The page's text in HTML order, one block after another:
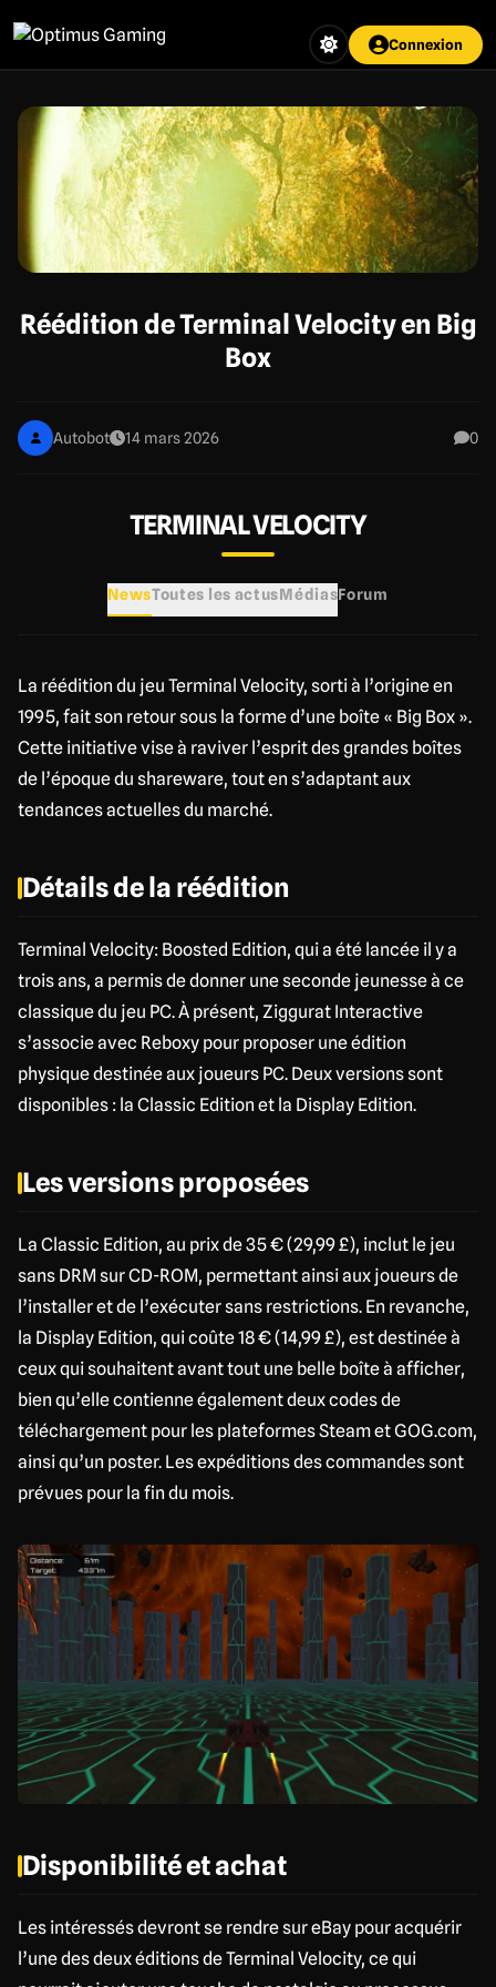
au
contenu
Connexion
Réédition de Terminal Velocity en Big
Box
Autobot 14 mars 2026 0
TERMINAL VELOCITY
NewsToutes les actusMédiasForum
La réédition du jeu Terminal Velocity, sorti à l’origine en
1995, fait son retour sous la forme d’une boîte « Big Box ».
Cette initiative vise à raviver l’esprit des grandes boîtes
de l’époque du shareware, tout en s’adaptant aux
tendances actuelles du marché.
Détails de la réédition
Terminal Velocity: Boosted Edition, qui a été lancée il y a
trois ans, a permis de donner une seconde jeunesse à ce
classique du jeu PC. À présent, Ziggurat Interactive
s’associe avec Reboxy pour proposer une édition
physique destinée aux joueurs PC. Deux versions sont
disponibles : la Classic Edition et la Display Edition.
Les versions proposées
La Classic Edition, au prix de 35 € (29,99 £), inclut le jeu
sans DRM sur CD-ROM, permettant ainsi aux joueurs de
l’installer et de l’exécuter sans restrictions. En revanche,
la Display Edition, qui coûte 18 € (14,99 £), est destinée à
ceux qui souhaitent avant tout une belle boîte à afficher,
bien qu’elle contienne également deux codes de
téléchargement pour les plateformes Steam et GOG.com,
ainsi qu’un poster. Les expéditions des commandes sont
prévues pour la fin du mois.
Disponibilité et achat
Les intéressés devront se rendre sur eBay pour acquérir
l’une des deux éditions de Terminal Velocity, ce qui